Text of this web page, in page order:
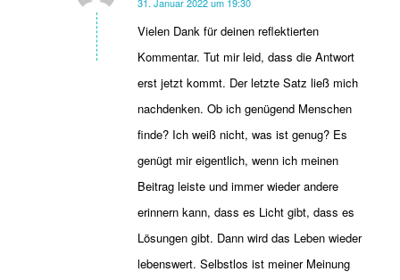
sagte:
31. Januar 2022 um 19:30
Vielen Dank für deinen reflektierten
Kommentar. Tut mir leid, dass die Antwort
erst jetzt kommt. Der letzte Satz ließ mich
nachdenken. Ob ich genügend Menschen
finde? Ich weiß nicht, was ist genug? Es
genügt mir eigentlich, wenn ich meinen
Beitrag leiste und immer wieder andere
erinnern kann, dass es Licht gibt, dass es
Lösungen gibt. Dann wird das Leben wieder
lebenswert. Selbstlos ist meiner Meinung